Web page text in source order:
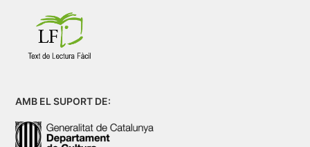
AMB EL SUPORT DE: